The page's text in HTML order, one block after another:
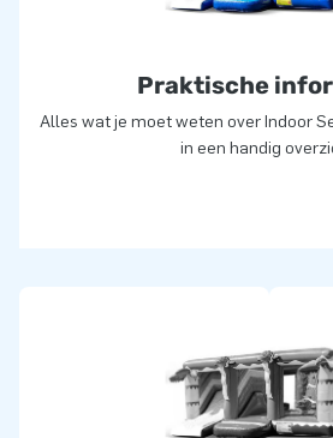
Praktische
Alles wat je moet weten over Indoor
in een handig